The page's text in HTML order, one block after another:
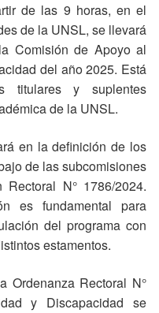
de las 9 horas, en el
de la UNSL, se llevará
Comisión de Apoyo al
del año 2025. Está
titulares y suplentes
de la UNSL.
en la definición de los
de las subcomisiones
N° 1786/2024.
es fundamental para
del programa con
estamentos.
Ordenanza Rectoral N°
y Discapacidad se